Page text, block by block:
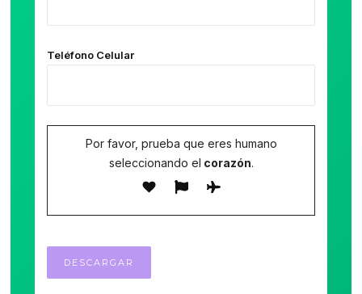
Teléfono Celular
Por favor, prueba que eres humano
seleccionando el corazón.